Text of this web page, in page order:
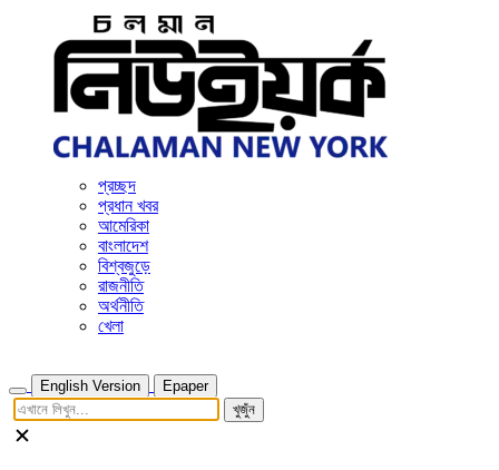
প্রচ্ছদ
প্রধান খবর
আমেরিকা
বাংলাদেশ
বিশ্বজুড়ে
রাজনীতি
অর্থনীতি
খেলা
English Version
Epaper
খুজুঁন